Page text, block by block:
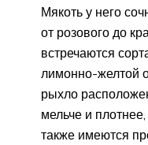
Мякоть у него
от розового до
встречаются
лимонно-желтой
рыхло
мельче и
также имеются